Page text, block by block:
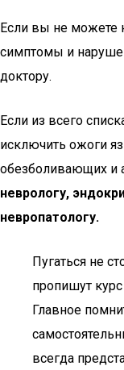
Если вы не можете
симптомы и
доктору.
Если из всего
исключить ожоги
обезболивающих и
неврологу,
невропатологу.
Пугаться не
пропишут
Главное
всегда